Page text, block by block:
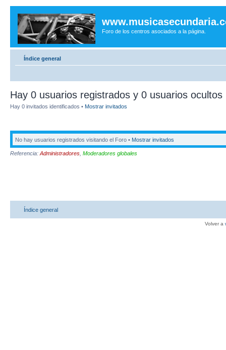
Foro de los centros asociados a la página.
Índice general
Hay 0 usuarios registrados y 0 usuarios ocultos
Hay 0 invitados identificados • Mostrar invitados
No hay usuarios registrados visitando el Foro • Mostrar invitados
Referencia: Administradores Moderadores globales
Índice general
Volver a